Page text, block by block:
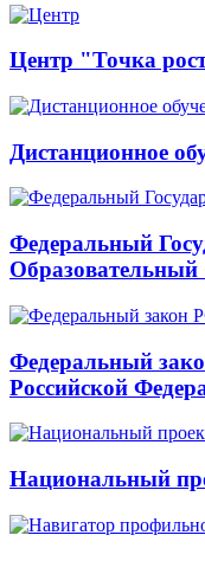
Центр "Точка
Дистанционное
Федеральный
Образовательный
Федеральный
Российской
Национальный